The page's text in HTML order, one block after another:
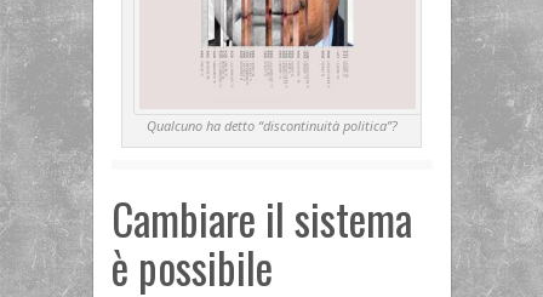
Qualcuno ha detto “discontinuità politica”?
Cambiare il sistema
è possibile